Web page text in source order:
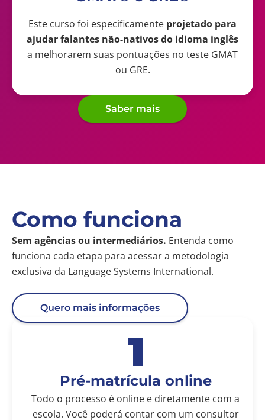
Este curso foi especificamente projetado para
ajudar falantes não-nativos do idioma inglês
a melhorarem suas pontuações no teste GMAT
ou GRE.
Saber mais
Quero mais informações
Como funciona
Sem agências ou intermediários. Entenda como
funciona cada etapa para acessar a metodologia
exclusiva da Language Systems International.
Pré-matrícula online
Todo o processo é online e diretamente com a
escola. Você poderá contar com um consultor